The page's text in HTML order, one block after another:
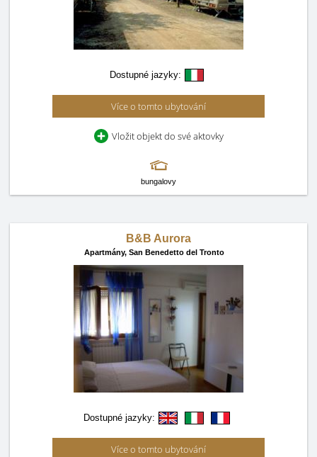
Dostupné jazyky:
Více o tomto ubytování
Vložit objekt do své aktovky
bungalovy
B&B Aurora
Apartmány, San Benedetto del Tronto
Dostupné jazyky:
Více o tomto ubytování